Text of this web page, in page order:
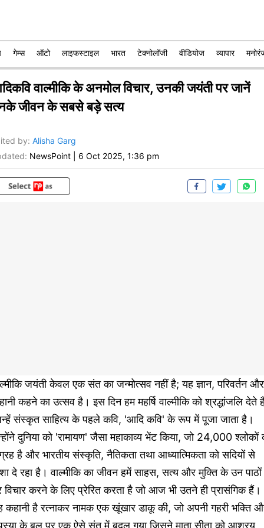
गेम्स ऑटो लाइफस्टाइल भारत टेक्नोलॉजी वीडियोज व्यापार
वाल्मीकि के अनमोल विचार, उनकी जयंती पर जानें
जीवन के सबसे बड़े सत्य
by: Alisha Garg
NewsPoint 6 Oct 2025, 1:36 pm
जयंती केवल एक संत का जन्मोत्सव नहीं है; यह ज्ञान, परिवर्तन और
कहने का उत्सव है। इस दिन हम महर्षि वाल्मीकि को श्रद्धांजलि देते
संस्कृत साहित्य के पहले कवि, 'आदि कवि' के रूप में पूजा जाता है।
दुनिया को 'रामायण' जैसा महाकाव्य भेंट किया, जो 24,000 श्लोकों
है और भारतीय संस्कृति, नैतिकता तथा आध्यात्मिकता को सदियों से
दे रहा है। वाल्मीकि का जीवन हमें साहस, सत्य और मुक्ति के उन पाठों
विचार करने के लिए प्रेरित करता है जो आज भी उतने ही प्रासंगिक हैं।
कहानी है रत्नाकर नामक एक खूंखार डाकू की, जो अपनी गहरी भक्ति
के बल पर एक ऐसे संत में बदल गया जिसने माता सीता को आश्रय